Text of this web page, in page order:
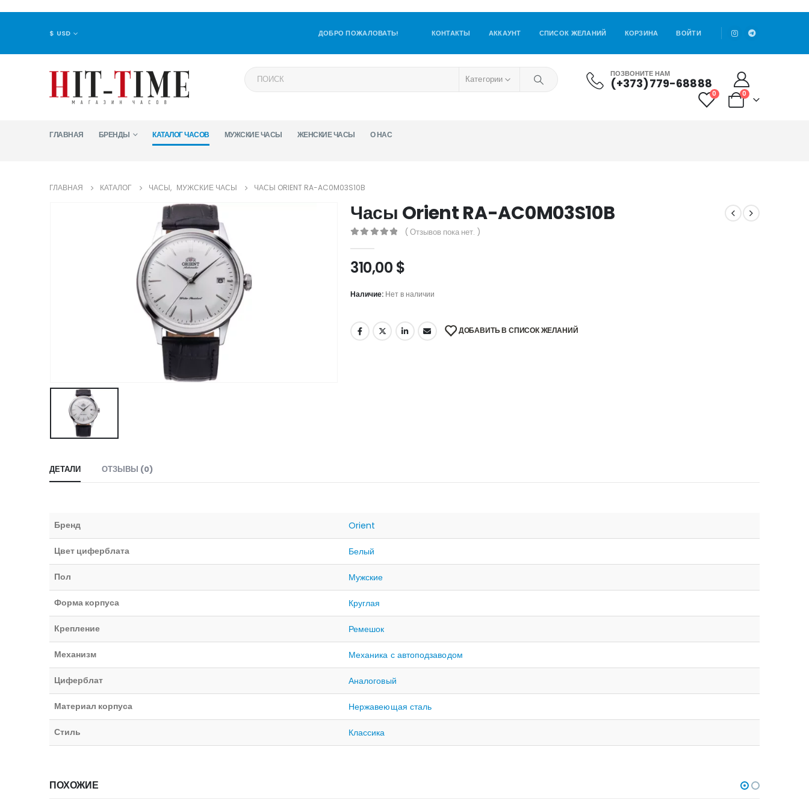
$ USD ДОБРО ПОЖАЛОВАТЬ! КОНТАКТЫ АККАУНТ СПИСОК ЖЕЛАНИЙ КОРЗИНА ВОЙТИ
Категории ПОЗВОНИТЕ НАМ
(+373)779-68888
0 0
ГЛАВНАЯ БРЕНДЫ КАТАЛОГ ЧАСОВ МУЖСКИЕ ЧАСЫ ЖЕНСКИЕ ЧАСЫ О НАС
ГЛАВНАЯ КАТАЛОГ ЧАСЫ, МУЖСКИЕ ЧАСЫ ЧАСЫ ORIENT RA-AC0M03S10B
Часы Orient RA-AC0M03S10B
( Отзывов пока нет. )
310,00 $
Наличие: Нет в наличии
ДОБАВИТЬ В СПИСОК ЖЕЛАНИЙ
ДЕТАЛИ ОТЗЫВЫ (0)
Бренд Orient
Цвет циферблата Белый
Пол Мужские
Форма корпуса Круглая
Крепление Ремешок
Механизм Механика с автоподзаводом
Циферблат Аналоговый
Материал корпуса Нержавеющая сталь
Стиль Классика
ПОХОЖИЕ